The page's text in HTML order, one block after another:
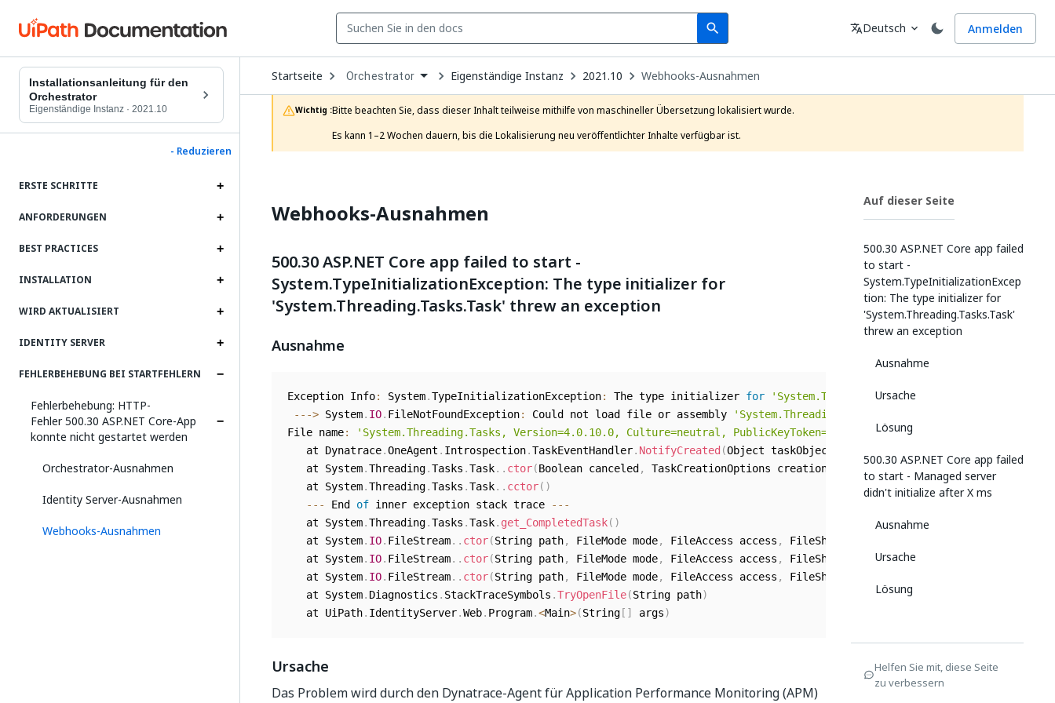
search
Search Sprache
translateDeutsch expand_more Anmelden
Installationsanleitung für den
Orchestrator
Eigenständige Instanz · 2021.10
- Reduzieren
ERSTE SCHRITTE
ANFORDERUNGEN
BEST PRACTICES
INSTALLATION
WIRD AKTUALISIERT
IDENTITY SERVER
FEHLERBEHEBUNG BEI STARTFEHLERN
Fehlerbehebung: HTTP-
Fehler 500.30 ASP.NET Core-App
konnte nicht gestartet werden
Orchestrator-Ausnahmen
Identity Server-Ausnahmen
Webhooks-Ausnahmen
Startseite Open
Dropdown
to
choose
product
Orchestrator Eigenständige Instanz 2021.10 Webhooks-Ausnahmen
Wichtig :Bitte beachten Sie, dass dieser Inhalt teilweise mithilfe von maschineller Übersetzung lokalisiert wurde.
Es kann 1–2 Wochen dauern, bis die Lokalisierung neu veröffentlichter Inhalte verfügbar ist.
Webhooks-Ausnahmen
500.30 ASP.NET Core app failed to start -
System.TypeInitializationException: The type initializer for
'System.Threading.Tasks.Task' threw an exception
Ausnahme
Exception Info: System.TypeInitializationException: The type initializer for 'System.Threading.Tasks.Task'
-- -> System. IO. FileNotFoundException: Could not load file or assembly
'System.Threading.Tasks, Version=4.0.10.0,
File name:
'System.Threading.Tasks, Version=4.0.10.0, Culture=neutral, PublicKeyToken=b03f5f7f11d50a3a'
   at Dynatrace
.OneAgent . Introspection.TaskEventHandler. NotifyCreated (Object taskObject
   at System
.Threading.Tasks .Task. . ctor(Boolean canceled , TaskCreationOptions creationOptions CancellationToken ct
   at System
.Threading.Tasks .Task. . cctor( )
-- - End of inner exception stack trace -- -
   at System
.Threading.Tasks .Task. get_CompletedTask( )
   at System
. IO. FileStream. . ctor(String path, FileMode mode, FileAccess access , FileShare share
   at System
. IO. FileStream. . ctor(String path, FileMode mode, FileAccess access , FileShare share, Int32 bufferSize
   at System
. IO. FileStream. . ctor(String path, FileMode mode, FileAccess access , FileShare share
   at System
. Diagnostics . StackTraceSymbols .TryOpenFile(String path)
   at UiPath
. IdentityServer.Web. Program.<Main>(String [ ] args)
Ursache
Das Problem wird durch den Dynatrace-Agent für Application Performance Monitoring (APM)
Auf dieser Seite
500.30 ASP.NET Core app failed
to start -
System.TypeInitializationExcep
tion: The type initializer for
'System.Threading.Tasks.Task'
threw an exception
Ausnahme
Ursache
Lösung
500.30 ASP.NET Core app failed
to start - Managed server
didn't initialize after X ms
Ausnahme
Ursache
Lösung
Helfen Sie mit, diese Seite
zu verbessern